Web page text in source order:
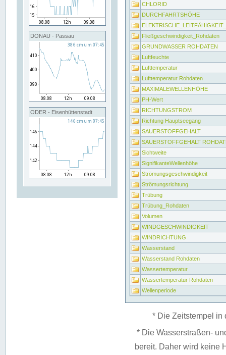
DONAU - Passau
ODER - Eisenhüttenstadt
CHLORID
DURCHFAHRTSHÖHE
Fließgeschwindigkeit_Rohdaten
GRUNDWASSER ROHDATEN
Luftfeuchte
Lufttemperatur
Lufttemperatur Rohdaten
MAXIMALEWELLENHÖHE
PH-Wert
RICHTUNGSTROM
Richtung Hauptseegang
SAUERSTOFFGEHALT
SAUERSTOFFGEHALT
Sichtweite
SignifikanteWellenhöhe
Strömungsgeschwindigkeit
Strömungsrichtung
Trübung
Trübung_Rohdaten
Volumen
WINDGESCHWINDIGKEIT
WINDRICHTUNG
Wasserstand
Wasserstand Rohdaten
Wassertemperatur
Wassertemperatur Rohdaten
Wellenperiode
* Die Zeitstempel in
* Die Wasserstraßen-
bereit. Daher wird keine